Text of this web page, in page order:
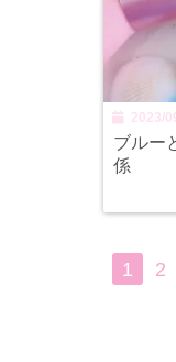
2023/
ブルー
係
1 2